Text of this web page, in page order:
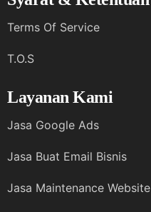
Terms Of Service
T.O.S
Layanan Kami
Jasa Google Ads
Jasa Buat Email Bisnis
Jasa Maintenance Website